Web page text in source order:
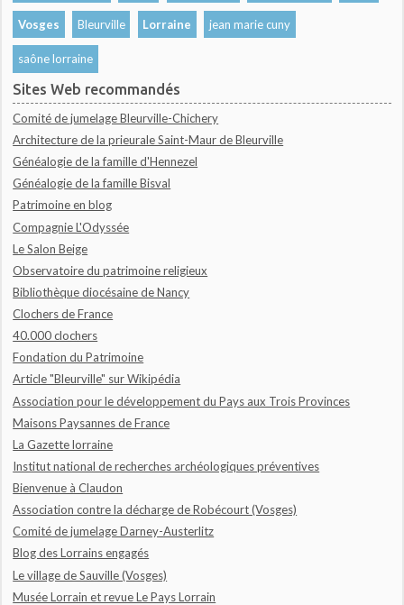
Vosges Bleurville Lorraine jean marie cuny
saône lorraine
Sites Web recommandés
Comité de jumelage Bleurville-Chichery
Architecture de la prieurale Saint-Maur de Bleurville
Généalogie de la famille d'Hennezel
Généalogie de la famille Bisval
Patrimoine en blog
Compagnie L'Odyssée
Le Salon Beige
Observatoire du patrimoine religieux
Bibliothèque diocésaine de Nancy
Clochers de France
40.000 clochers
Fondation du Patrimoine
Article "Bleurville" sur Wikipédia
Association pour le développement du Pays aux Trois Provinces
Maisons Paysannes de France
La Gazette lorraine
Institut national de recherches archéologiques préventives
Bienvenue à Claudon
Association contre la décharge de Robécourt (Vosges)
Comité de jumelage Darney-Austerlitz
Blog des Lorrains engagés
Le village de Sauville (Vosges)
Musée Lorrain et revue Le Pays Lorrain